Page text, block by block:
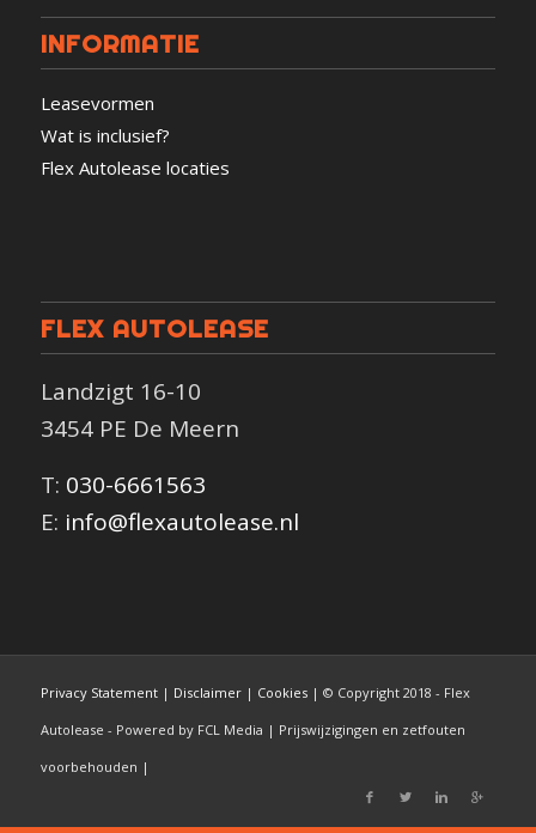
INFORMATIE
Leasevormen
Wat is inclusief?
Flex Autolease locaties
FLEX AUTOLEASE
Landzigt 16-10
3454 PE De Meern
T: 030-6661563
E: info@flexautolease.nl
Privacy Statement| Disclaimer| Cookies| © Copyright 2018 - Flex
Autolease - Powered by FCL Media | Prijswijzigingen en zetfouten
voorbehouden |